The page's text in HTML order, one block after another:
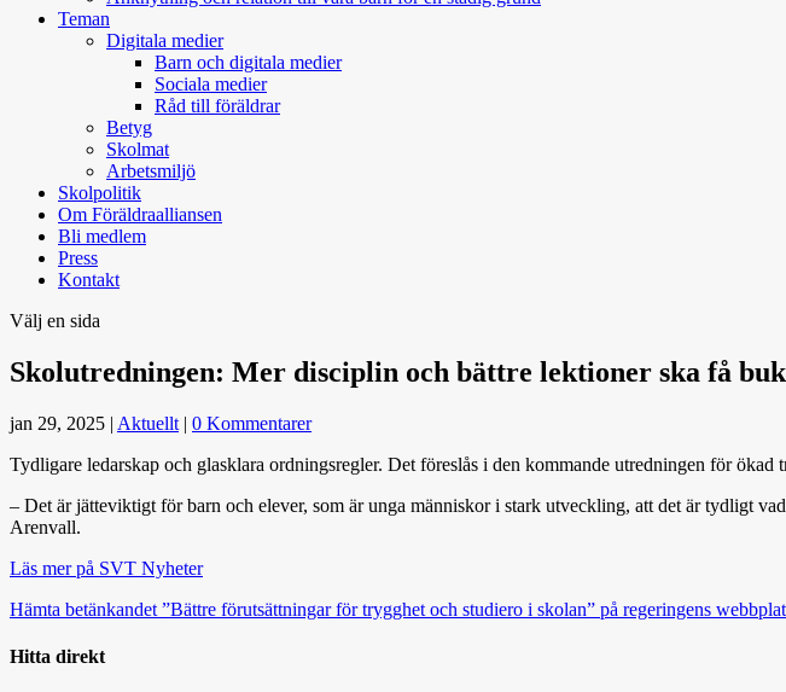
Teman
Digitala medier
Barn och digitala medier
Sociala medier
Råd till föräldrar
Betyg
Skolmat
Arbetsmiljö
Skolpolitik
Om Föräldraalliansen
Bli medlem
Press
Kontakt
Välj en sida
Skolutredningen: Mer disciplin och bättre lektioner ska få
jan 29, 2025 | Aktuellt | 0 Kommentarer
Tydligare ledarskap och glasklara ordningsregler. Det föreslås i den kommande utredningen för
– Det är jätteviktigt för barn och elever, som är unga människor i stark utveckling, att det är tydligt
Arenvall.
Läs mer på SVT Nyheter
Hämta betänkandet ”Bättre förutsättningar för trygghet och studiero i skolan” på regeringens
Hitta direkt